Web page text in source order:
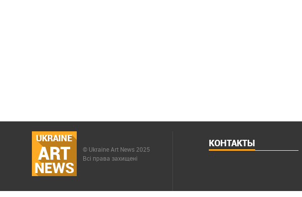
UKRAINE
ART
NEWS
© Ukraine Art News 2025
Всі права захищені
КОНТАКТЫ